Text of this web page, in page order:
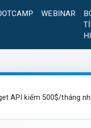
WEBINAR
API kiếm 500$/tháng